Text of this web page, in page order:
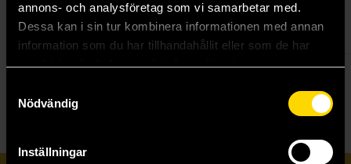
annons- och analysföretag som vi samarbetar med.
Dessa kan i sin tur kombinera informationen med annan
information som du har tillhandahållit eller som de har
samlat in när du har använt deras tjänster.
Nödvändig
Inställningar
survive.
3-4 spelare. Regler på engelska.